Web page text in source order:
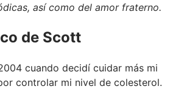
así como del amor fraterno.
de Scott
cuando decidí cuidar más mi
controlar mi nivel de colesterol.